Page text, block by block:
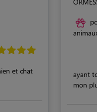
et chat
ayant
mon